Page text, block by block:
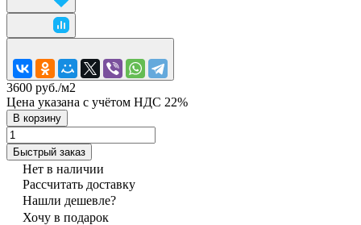
3600 руб./м2
Цена указана с учётом НДС 22%
В корзину
Быстрый заказ
Нет в наличии
Рассчитать доставку
Нашли дешевле?
Хочу в подарок